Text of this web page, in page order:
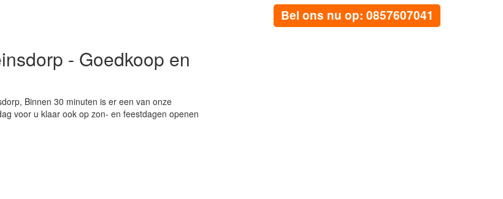
Bel ons nu op: 0857607041
- Goedkoop en
Binnen 30 minuten is er een van onze
voor u klaar ook op zon- en feestdagen openen